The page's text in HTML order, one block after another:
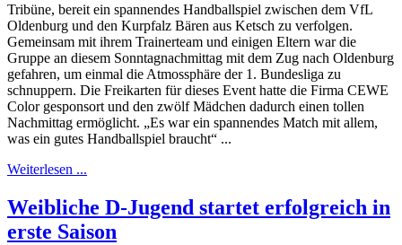
Tribüne, bereit ein spannendes Handballspiel zwischen dem VfL
Oldenburg und den Kurpfalz Bären aus Ketsch zu verfolgen.
Gemeinsam mit ihrem Trainerteam und einigen Eltern war die
Gruppe an diesem Sonntagnachmittag mit dem Zug nach Oldenburg
gefahren, um einmal die Atmossphäre der 1. Bundesliga zu
schnuppern. Die Freikarten für dieses Event hatte die Firma CEWE
Color gesponsort und den zwölf Mädchen dadurch einen tollen
Nachmittag ermöglicht. „Es war ein spannendes Match mit allem,
was ein gutes Handballspiel braucht“ ...
Weiterlesen ...
Weibliche D-Jugend startet erfolgreich in
erste Saison